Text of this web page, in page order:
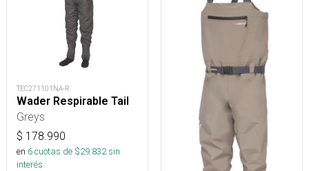
TEC271101NA-R
Wader Respirable Tail
Greys
$ 178.990
en 6cuotas de $29.832sin
interés